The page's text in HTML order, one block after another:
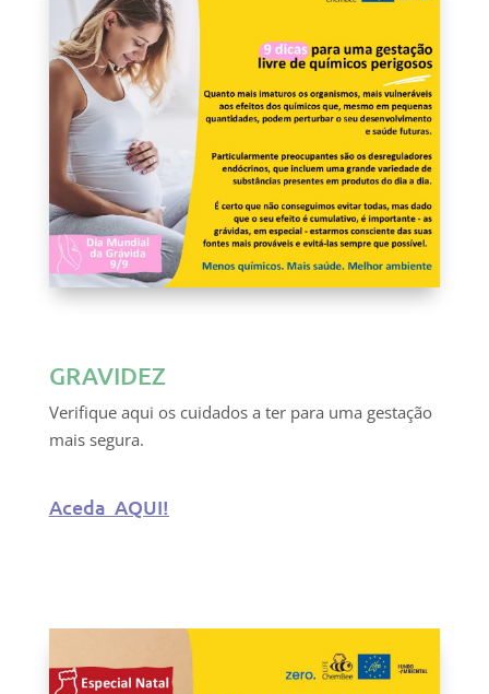
GRAVIDEZ
Verifique aqui os cuidados a ter para uma gestação
mais segura.
Aceda AQUI!